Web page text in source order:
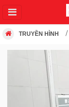
TRUYỀN HÌNH